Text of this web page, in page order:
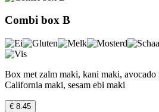
Combi box B
Box met zalm maki, kani maki,
California maki, sesam ebi maki
€ 8.45